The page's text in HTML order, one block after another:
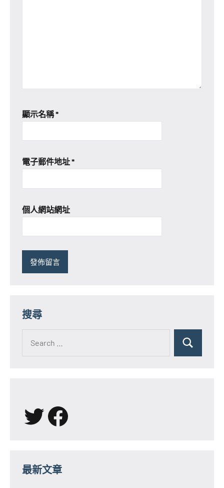
顯示名稱*
電子郵件地址*
個人網站網址
搜尋
for:
Search
X Facebook
最新文章